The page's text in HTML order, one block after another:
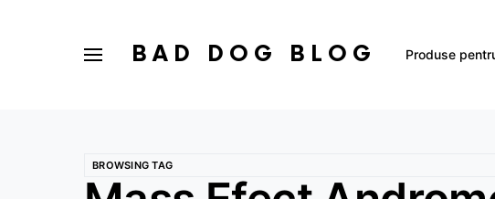
BAD DOG BLOG Produse
BROWSING TAG